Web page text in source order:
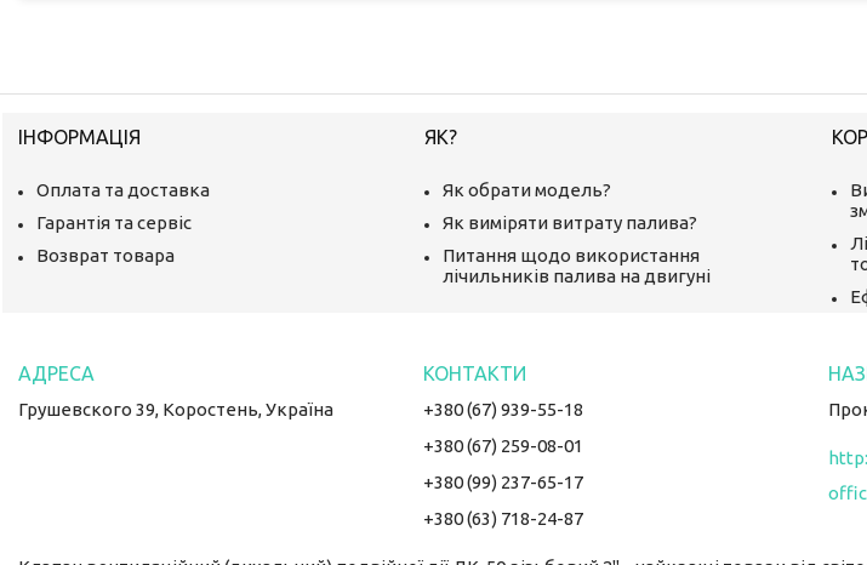
ІНФОРМАЦІЯ
Оплата та доставка
Гарантія та сервіс
Возврат товара
ЯК?
Як обрати модель?
Як виміряти витрату палива?
Питання щодо використання
лічильників палива на двигуні
Грушевского 39, Коростень, Україна
+380 (67) 939-55-18
+380 (67) 259-08-01
+380 (99) 237-65-17
+380 (63) 718-24-87